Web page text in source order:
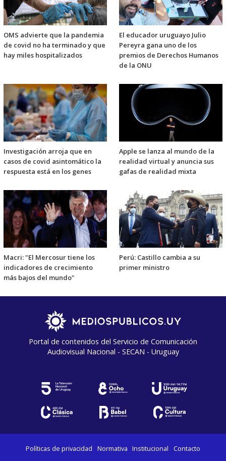
OMS advierte que la pandemia
de covid no ha terminado y que
hay miles hospitalizados
El educador uruguayo Julio
Pereyra gana uno de los
premios de Derechos Humanos
de la ONU
Investigación arroja que en
casos de covid asintomático la
respuesta está en los genes
Apple se lanza al mundo de la
realidad virtual y anuncia sus
gafas de realidad mixta
Macri: "El Mercosur tiene los
indicadores de crecimiento
más bajos del mundo"
Perú: Castillo cambia a su
primer ministro
Portal de contenidos del Servicio de Comunicación
Audiovisual Nacional - SECAN - Uruguay
Políticas de privacidad Normativa Institucional Contacto